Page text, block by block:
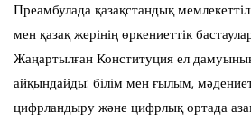
Преамбулада қазақстандық
мен қазақ жерінің өркениеттік
Жаңартылған Конституция ел
айқындайды: білім мен ғылым,
цифрландыру және цифрлық ортада